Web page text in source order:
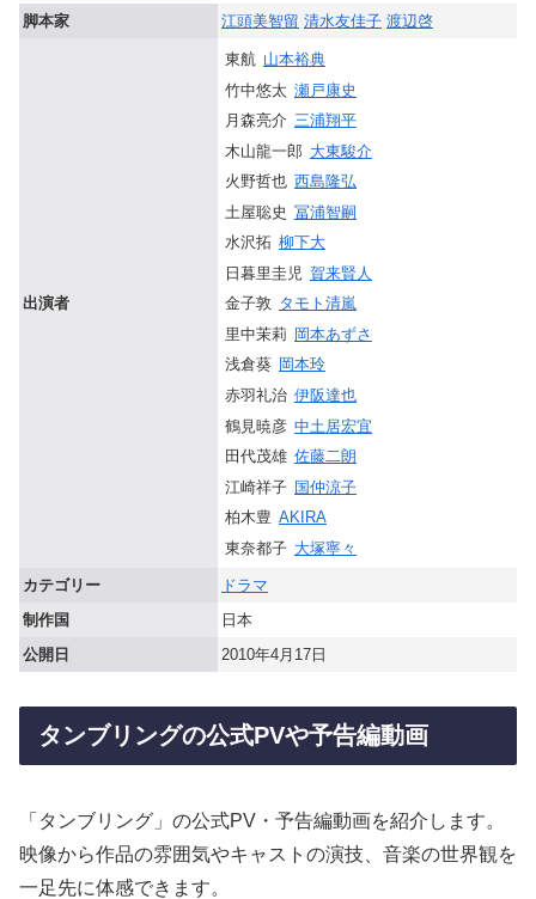
脚本家 江頭美智留 清水友佳子 渡辺啓
出演者
東航 山本裕典
竹中悠太 瀬戸康史
月森亮介 三浦翔平
木山龍一郎 大東駿介
火野哲也 西島隆弘
土屋聡史 冨浦智嗣
水沢拓 柳下大
日暮里圭児 賀来賢人
金子敦 タモト清嵐
里中茉莉 岡本あずさ
浅倉葵 岡本玲
赤羽礼治 伊阪達也
鶴見暁彦 中土居宏宜
田代茂雄 佐藤二朗
江崎祥子 国仲涼子
柏木豊 AKIRA
東奈都子 大塚寧々
カテゴリー
ドラマ
制作国
日本
公開日
2010年4月17日
タンブリングの公式PVや予告編動画
「タンブリング」の公式PV・予告編動画を紹介します。
映像から作品の雰囲気やキャストの演技、音楽の世界観を
一足先に体感できます。